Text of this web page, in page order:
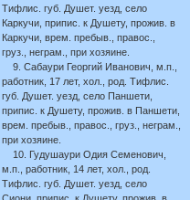
Тифлис. губ. Душет. уезд, село
Каркучи, припис. к Душету, прожив. в
Каркучи, врем. пребыв., правос.,
груз., неграм., при хозяине.
9. Сабаури Георгий Иванович, м.п.,
работник, 17 лет, хол., род. Тифлис.
губ. Душет. уезд, село Паншети,
припис. к Душету, прожив. в Паншети,
врем. пребыв., правос., груз., неграм.,
при хозяине.
10. Гудушаури Одия Семенович,
м.п., работник, 14 лет, хол., род.
Тифлис. губ. Душет. уезд, село